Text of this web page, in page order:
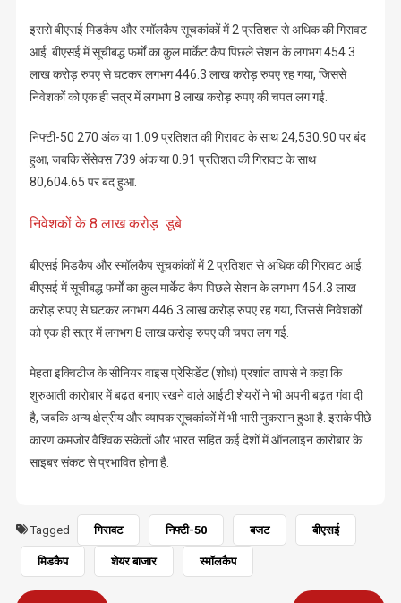
इससे बीएसई मिडकैप और स्मॉलकैप सूचकांकों में 2 प्रतिशत से अधिक की गिरावट
आई. बीएसई में सूचीबद्ध फर्मों का कुल मार्केट कैप पिछले सेशन के लगभग 454.3
लाख करोड़ रुपए से घटकर लगभग 446.3 लाख करोड़ रुपए रह गया, जिससे
निवेशकों को एक ही सत्र में लगभग 8 लाख करोड़ रुपए की चपत लग गई.
निफ्टी-50 270 अंक या 1.09 प्रतिशत की गिरावट के साथ 24,530.90 पर बंद
हुआ, जबकि सेंसेक्स 739 अंक या 0.91 प्रतिशत की गिरावट के साथ
80,604.65 पर बंद हुआ.
निवेशकों के 8 लाख करोड़ डूबे
बीएसई मिडकैप और स्मॉलकैप सूचकांकों में 2 प्रतिशत से अधिक की गिरावट आई.
बीएसई में सूचीबद्ध फर्मों का कुल मार्केट कैप पिछले सेशन के लगभग 454.3 लाख
करोड़ रुपए से घटकर लगभग 446.3 लाख करोड़ रुपए रह गया, जिससे निवेशकों
को एक ही सत्र में लगभग 8 लाख करोड़ रुपए की चपत लग गई.
मेहता इक्विटीज के सीनियर वाइस प्रेसिडेंट (शोध) प्रशांत तापसे ने कहा कि
शुरुआती कारोबार में बढ़त बनाए रखने वाले आईटी शेयरों ने भी अपनी बढ़त गंवा दी
है, जबकि अन्य क्षेत्रीय और व्यापक सूचकांकों में भी भारी नुकसान हुआ है. इसके पीछे
कारण कमजोर वैश्विक संकेतों और भारत सहित कई देशों में ऑनलाइन कारोबार के
साइबर संकट से प्रभावित होना है.
Tagged गिरावट निफ्टी-50 बजट बीएसई
मिडकैप शेयर बाजार स्मॉलकैप